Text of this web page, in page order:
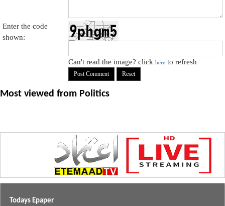
Enter the code
shown:
Can't read the image? clickhere to refresh
Most viewed from Politics
Todays Epaper